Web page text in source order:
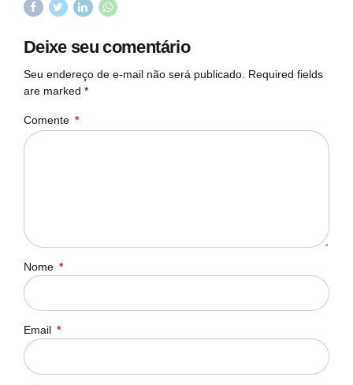
Deixe seu comentário
Seu endereço de e-mail não será publicado. Required fields
are marked *
Comente *
Nome *
Email *